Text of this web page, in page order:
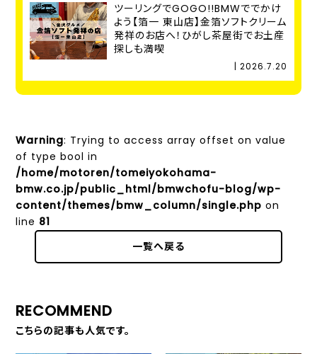
ツーリングでGOGO!!BMWででかけ
よう【箔一 東山店】金箔ソフトクリーム
発祥のお店へ！ひがし茶屋街でお土産
探しも満喫
| 2026.7.20
Warning: Trying to access array offset on value
of type bool in
/home/motoren/tomeiyokohama-
bmw.co.jp/public_html/bmwchofu-blog/wp-
content/themes/bmw_column/single.php on
line 81
一覧へ戻る
RECOMMEND
こちらの記事も人気です。